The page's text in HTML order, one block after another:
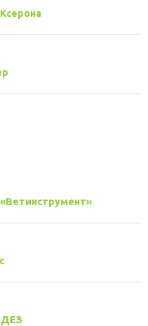
Ксерона